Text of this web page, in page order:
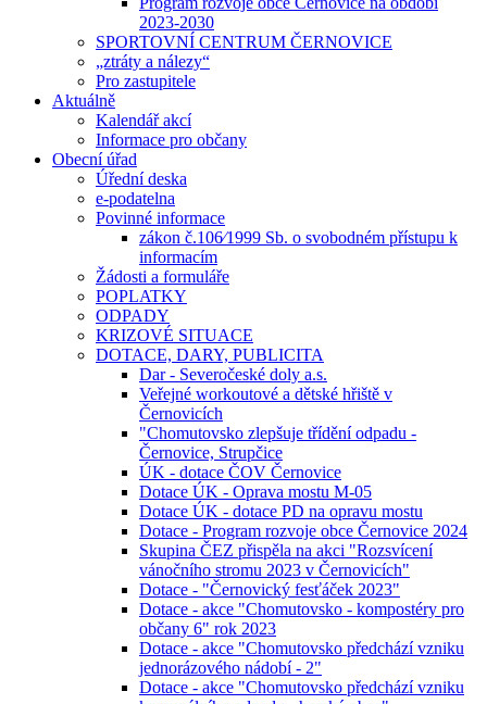
2023-2030
SPORTOVNÍ CENTRUM ČERNOVICE
„ztráty a nálezy“
Pro zastupitele
Aktuálně
Kalendář akcí
Informace pro občany
Obecní úřad
Úřední deska
e-podatelna
Povinné informace
zákon č.106⁄1999 Sb. o svobodném přístupu k
informacím
Žádosti a formuláře
POPLATKY
ODPADY
KRIZOVÉ SITUACE
DOTACE, DARY, PUBLICITA
Dar - Severočeské doly a.s.
Veřejné workoutové a dětské hřiště v
Černovicích
"Chomutovsko zlepšuje třídění odpadu -
Černovice, Strupčice
ÚK - dotace ČOV Černovice
Dotace ÚK - Oprava mostu M-05
Dotace ÚK - dotace PD na opravu mostu
Dotace - Program rozvoje obce Černovice 2024
Skupina ČEZ přispěla na akci "Rozsvícení
vánočního stromu 2023 v Černovicích"
Dotace - "Černovický fesťáček 2023"
Dotace - akce "Chomutovsko - kompostéry pro
občany 6" rok 2023
Dotace - akce "Chomutovsko předchází vzniku
jednorázového nádobí - 2"
Dotace - akce "Chomutovsko předchází vzniku